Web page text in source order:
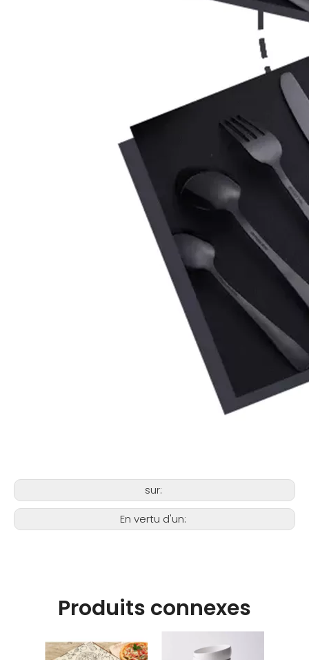
sur:
En vertu d'un:
Produits connexes